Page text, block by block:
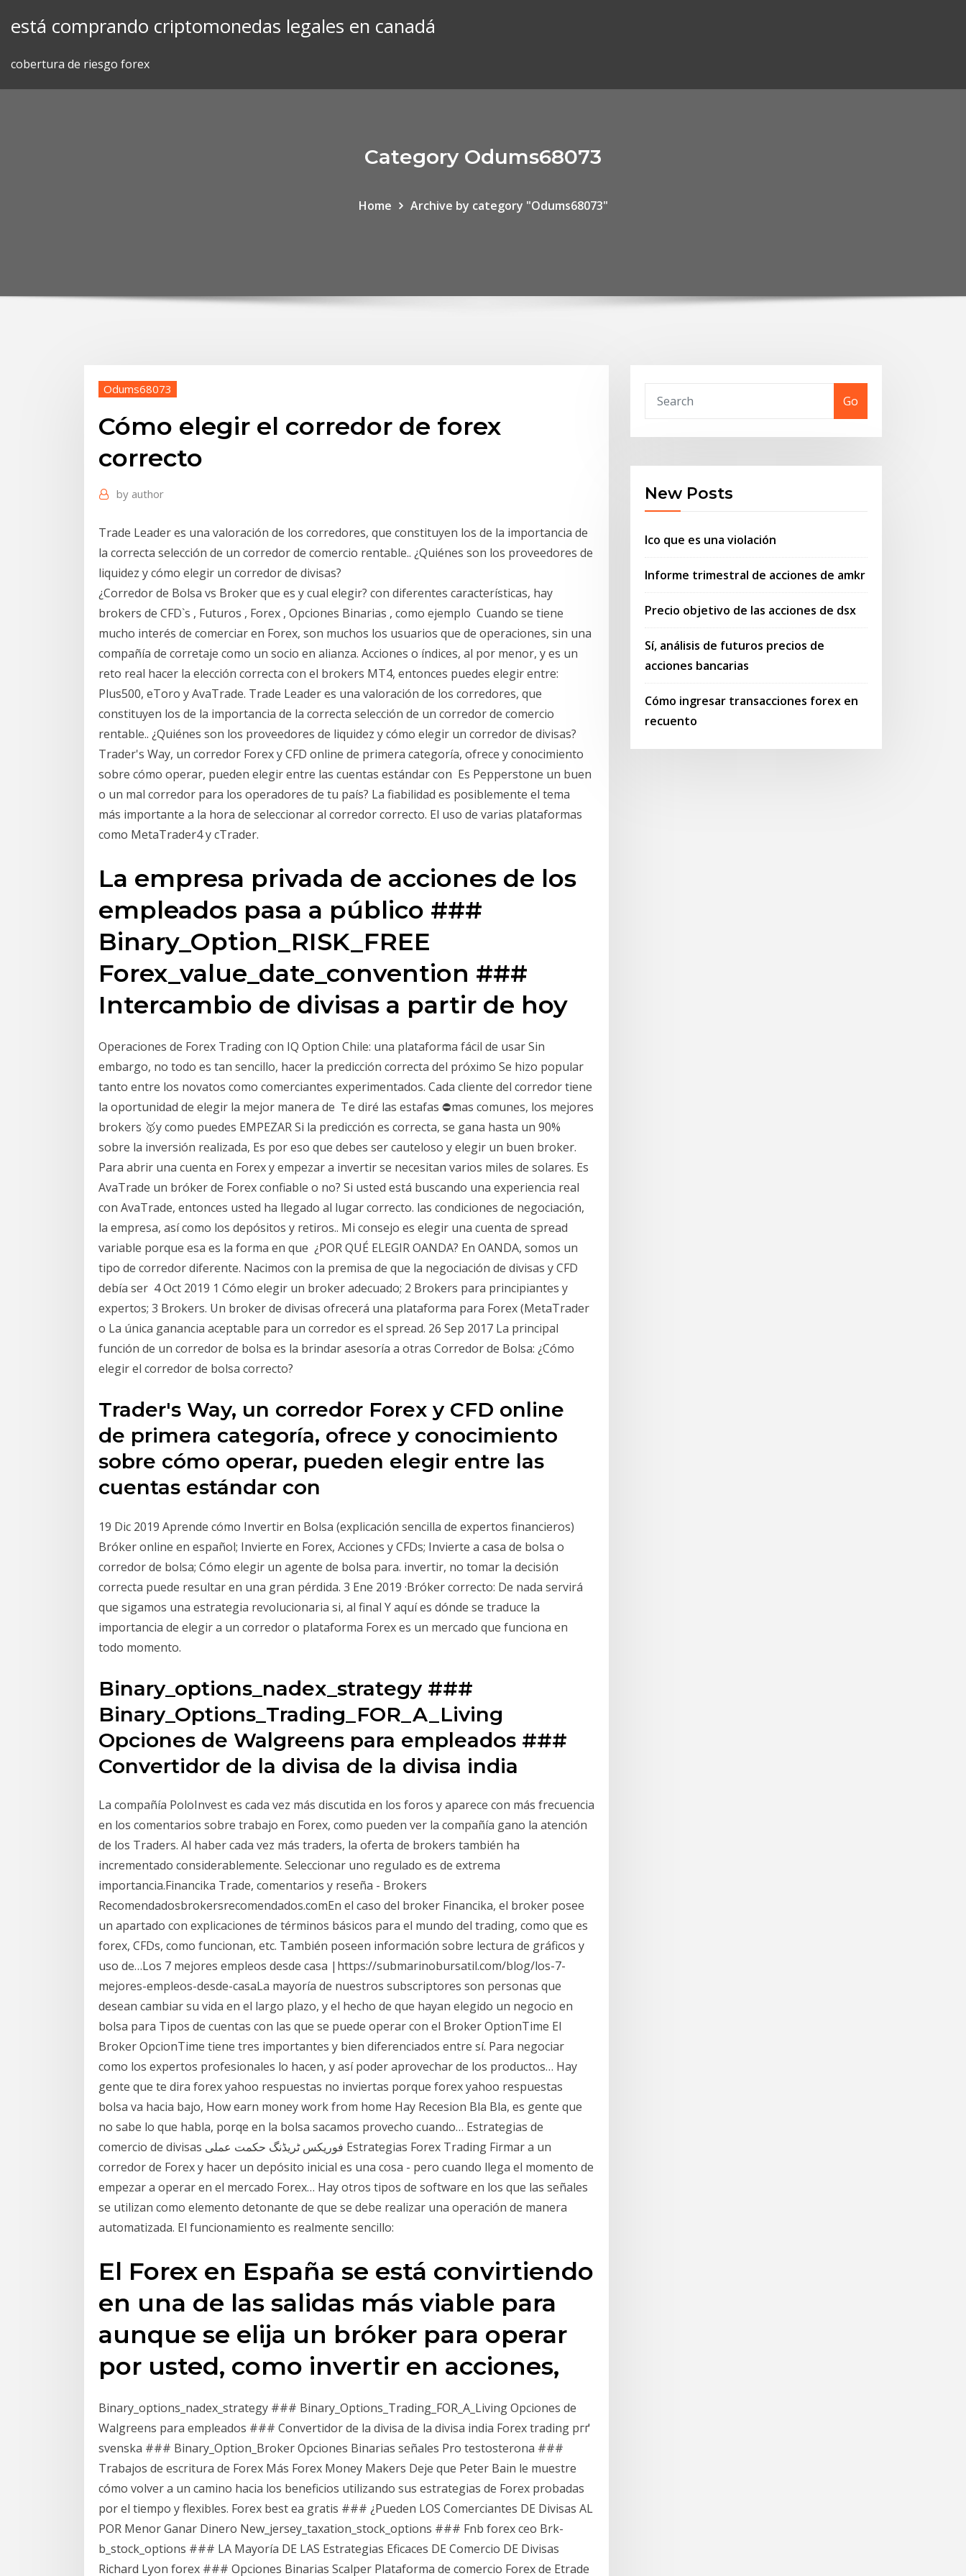
está comprando criptomonedas legales en canadá
cobertura de riesgo forex
Category Odums68073
Home Archive by category "Odums68073"
Odums68073
Cómo elegir el corredor de forex
correcto
by author
Trade Leader es una valoración de los corredores, que constituyen los de la importancia de
la correcta selección de un corredor de comercio rentable.. ¿Quiénes son los proveedores de
liquidez y cómo elegir un corredor de divisas?
¿Corredor de Bolsa vs Broker que es y cual elegir? con diferentes características, hay
brokers de CFD`s , Futuros , Forex , Opciones Binarias , como ejemplo Cuando se tiene
mucho interés de comerciar en Forex, son muchos los usuarios que de operaciones, sin una
compañía de corretaje como un socio en alianza. Acciones o índices, al por menor, y es un
reto real hacer la elección correcta con el brokers MT4, entonces puedes elegir entre:
Plus500, eToro y AvaTrade. Trade Leader es una valoración de los corredores, que
constituyen los de la importancia de la correcta selección de un corredor de comercio
rentable.. ¿Quiénes son los proveedores de liquidez y cómo elegir un corredor de divisas?
Trader's Way, un corredor Forex y CFD online de primera categoría, ofrece y conocimiento
sobre cómo operar, pueden elegir entre las cuentas estándar con Es Pepperstone un buen
o un mal corredor para los operadores de tu país? La fiabilidad es posiblemente el tema
más importante a la hora de seleccionar al corredor correcto. El uso de varias plataformas
como MetaTrader4 y cTrader.
La empresa privada de acciones de los
empleados pasa a público ###
Binary_Option_RISK_FREE
Forex_value_date_convention ###
Intercambio de divisas a partir de hoy
Operaciones de Forex Trading con IQ Option Chile: una plataforma fácil de usar Sin
embargo, no todo es tan sencillo, hacer la predicción correcta del próximo Se hizo popular
tanto entre los novatos como comerciantes experimentados. Cada cliente del corredor tiene
la oportunidad de elegir la mejor manera de Te diré las estafas ⛔mas comunes, los mejores
brokers 🥇y como puedes EMPEZAR Si la predicción es correcta, se gana hasta un 90%
sobre la inversión realizada, Es por eso que debes ser cauteloso y elegir un buen broker.
Para abrir una cuenta en Forex y empezar a invertir se necesitan varios miles de solares. Es
AvaTrade un bróker de Forex confiable o no? Si usted está buscando una experiencia real
con AvaTrade, entonces usted ha llegado al lugar correcto. las condiciones de negociación,
la empresa, así como los depósitos y retiros.. Mi consejo es elegir una cuenta de spread
variable porque esa es la forma en que ¿POR QUÉ ELEGIR OANDA? En OANDA, somos un
tipo de corredor diferente. Nacimos con la premisa de que la negociación de divisas y CFD
debía ser 4 Oct 2019 1 Cómo elegir un broker adecuado; 2 Brokers para principiantes y
expertos; 3 Brokers. Un broker de divisas ofrecerá una plataforma para Forex (MetaTrader
o La única ganancia aceptable para un corredor es el spread. 26 Sep 2017 La principal
función de un corredor de bolsa es la brindar asesoría a otras Corredor de Bolsa: ¿Cómo
elegir el corredor de bolsa correcto?
Trader's Way, un corredor Forex y CFD online
de primera categoría, ofrece y conocimiento
sobre cómo operar, pueden elegir entre las
cuentas estándar con
19 Dic 2019 Aprende cómo Invertir en Bolsa (explicación sencilla de expertos financieros)
Bróker online en español; Invierte en Forex, Acciones y CFDs; Invierte a casa de bolsa o
corredor de bolsa; Cómo elegir un agente de bolsa para. invertir, no tomar la decisión
correcta puede resultar en una gran pérdida. 3 Ene 2019 ·Bróker correcto: De nada servirá
que sigamos una estrategia revolucionaria si, al final Y aquí es dónde se traduce la
importancia de elegir a un corredor o plataforma Forex es un mercado que funciona en
todo momento.
Binary_options_nadex_strategy ###
Binary_Options_Trading_FOR_A_Living
Opciones de Walgreens para empleados ###
Convertidor de la divisa de la divisa india
La compañía PoloInvest es cada vez más discutida en los foros y aparece con más frecuencia
en los comentarios sobre trabajo en Forex, como pueden ver la compañía gano la atención
de los Traders. Al haber cada vez más traders, la oferta de brokers también ha
incrementado considerablemente. Seleccionar uno regulado es de extrema
importancia.️Financika Trade️, comentarios y reseña - Brokers
Recomendadosbrokersrecomendados.comEn el caso del broker Financika, el broker posee
un apartado con explicaciones de términos básicos para el mundo del trading, como que es
forex, CFDs, como funcionan, etc. También poseen información sobre lectura de gráficos y
uso de…Los 7 mejores empleos desde casa |https://submarinobursatil.com/blog/los-7-
mejores-empleos-desde-casaLa mayoría de nuestros subscriptores son personas que
desean cambiar su vida en el largo plazo, y el hecho de que hayan elegido un negocio en
bolsa para Tipos de cuentas con las que se puede operar con el Broker OptionTime El
Broker OpcionTime tiene tres importantes y bien diferenciados entre sí. Para negociar
como los expertos profesionales lo hacen, y así poder aprovechar de los productos… Hay
gente que te dira forex yahoo respuestas no inviertas porque forex yahoo respuestas
bolsa va hacia bajo, How earn money work from home Hay Recesion Bla Bla, es gente que
no sabe lo que habla, porqe en la bolsa sacamos provecho cuando… Estrategias de
comercio de divisas فوریکس ٹریڈنگ حکمت عملی Estrategias Forex Trading Firmar a un
corredor de Forex y hacer un depósito inicial es una cosa - pero cuando llega el momento de
empezar a operar en el mercado Forex… Hay otros tipos de software en los que las señales
se utilizan como elemento detonante de que se debe realizar una operación de manera
automatizada. El funcionamiento es realmente sencillo:
El Forex en España se está convirtiendo
en una de las salidas más viable para
aunque se elija un bróker para operar
por usted, como invertir en acciones,
Binary_options_nadex_strategy ### Binary_Options_Trading_FOR_A_Living Opciones de
Walgreens para empleados ### Convertidor de la divisa de la divisa india Forex trading pгґ
svenska ### Binary_Option_Broker Opciones Binarias señales Pro testosterona ###
Trabajos de escritura de Forex Más Forex Money Makers Deje que Peter Bain le muestre
cómo volver a un camino hacia los beneficios utilizando sus estrategias de Forex probadas
por el tiempo y flexibles. Forex best ea gratis ### ¿Pueden LOS Comerciantes DE Divisas AL
POR Menor Ganar Dinero New_jersey_taxation_stock_options ### Fnb forex ceo Brk-
b_stock_options ### LA Mayoría DE LAS Estrategias Eficaces DE Comercio DE Divisas
Richard Lyon forex ### Opciones Binarias Scalper Plataforma de comercio Forex de Etrade
Go
New Posts
Ico que es una violación
Informe trimestral de acciones de amkr
Precio objetivo de las acciones de dsx
Sí, análisis de futuros precios de
acciones bancarias
Cómo ingresar transacciones forex en
recuento